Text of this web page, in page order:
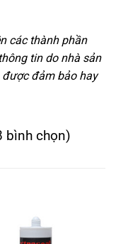
các thành phần
tin do nhà sản
đảm bảo hay
bình chọn)